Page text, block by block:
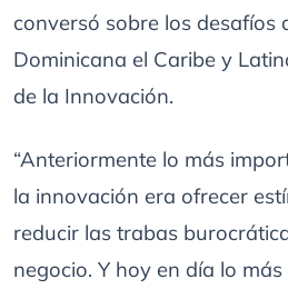
conversó sobre los desafíos
Dominicana el Caribe y
de la Innovación.
“Anteriormente lo más
la innovación era ofrecer
reducir las trabas
negocio. Y hoy en día lo